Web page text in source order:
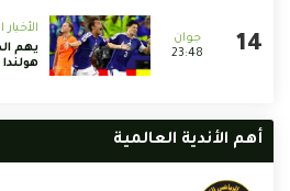
23:48
يهم
أهم الأندية العالمية